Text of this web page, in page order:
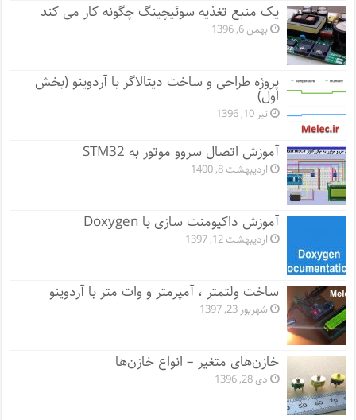
یک منبع تغذیه سوئیچینگ چگونه کار می کند
بهمن 6, 1396
پروژه طراحی و ساخت دیتالاگر با آردوینو (بخش
اول)
تیر 10, 1396
آموزش اتصال سروو موتور به STM32
اردیبهشت 8, 1400
آموزش داکیومنت سازی با Doxygen
اردیبهشت 12, 1397
ساخت ولتمتر ، آمپرمتر و وات متر با آردوینو
شهریور 23, 1397
خازن‌های متغیر – انواع خازن‌ها
دی 28, 1396